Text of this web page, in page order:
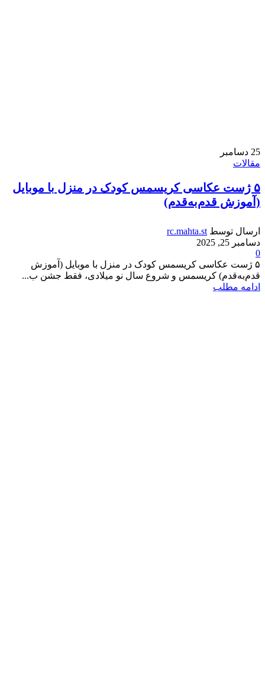
25 دسامبر
مقالات
۵ ژست عکاسی کریسمس کودک در منزل با موبایل
(آموزش قدم‌به‌قدم)
ارسال توسط rc.mahta.st
دسامبر 25, 2025
0
۵ ژست عکاسی کریسمس کودک در منزل با موبایل (آموزش
قدم‌به‌قدم) کریسمس و شروع سال نو میلادی، فقط جشن ب...
ادامه مطلب